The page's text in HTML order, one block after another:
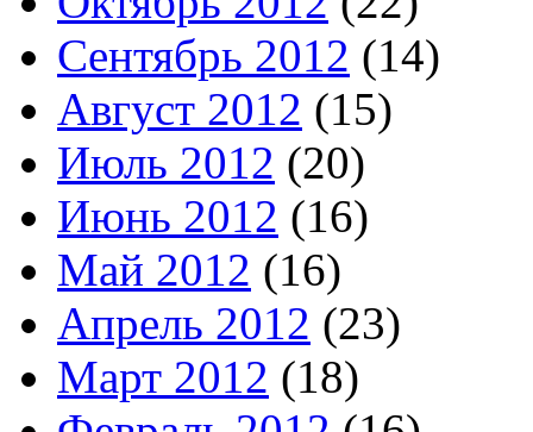
Сентябрь 2012 (14)
Август 2012 (15)
Июль 2012 (20)
Июнь 2012 (16)
Май 2012 (16)
Апрель 2012 (23)
Март 2012 (18)